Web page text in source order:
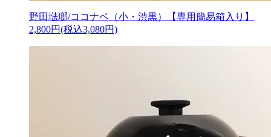
野田琺瑯/ココナベ（小・渋黒）【専用簡易箱入り】
2,800円(税込3,080円)